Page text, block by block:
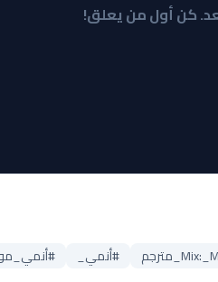
كن أول من يعلق!
#أنمي_